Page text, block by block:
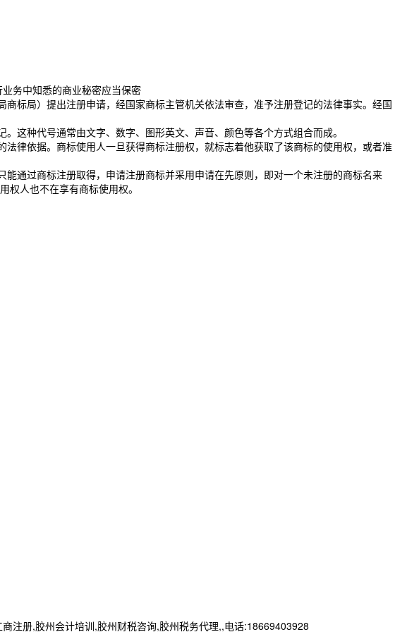
务中知悉的商业秘密应当保密
商标局）提出注册申请，经国家商标主管机关依法审查，准予注册登记的法律事实。经国
这种代号通常由文字、数字、图形英文、声音、颜色等各个方式组合而成。
律依据。商标使用人一旦获得商标注册权，就标志着他获取了该商标的使用权，或者准
通过商标注册取得，申请注册商标并采用申请在先原则，即对一个未注册的商标名来
权人也不在享有商标使用权。
注册,胶州会计培训,胶州财税咨询,胶州税务代理,,电话:18669403928